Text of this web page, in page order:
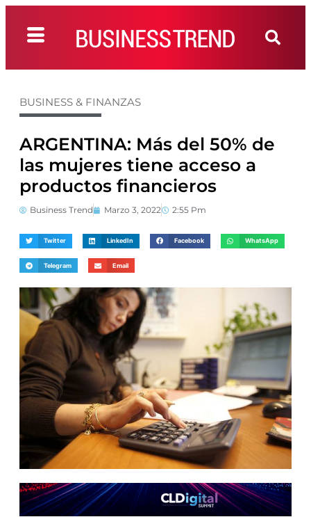
BUSINESS & FINANZAS
ARGENTINA: Más del 50% de
las mujeres tiene acceso a
productos financieros
Business Trend Marzo 3, 2022 2:55 Pm
Twitter LinkedIn Facebook WhatsApp
Telegram Email